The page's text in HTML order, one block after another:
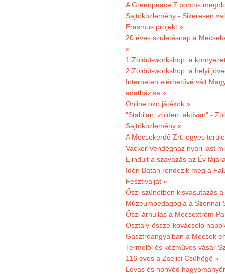
A Greenpeace 7 pontos
Sajtóközlemény - Sikeresen
Erasmus projekt »
20 éves születésnap a
»
1.Zöldút-workshop: a
2.Zöldút-workshop: a helyi
Interneten elérhetővé vált
adatbázisa »
Online öko játékok »
"Stabilan, zölden, aktívan" -
Sajtóközlemény »
A Mecsekerdő Zrt. egyes
Vackor Vendégház nyári last
Elindult a szavazás az Év
Idén Bátán rendezik meg a
Fesztiválját »
Őszi szünetben kisvasutazás
Múzeumpedagógia a Szennai
Őszi árhullás a Mecsextrém
Osztály-össze-kovácsoló
Gasztroangyalban a Mecsek
Termelői és kézműves vásár
116 éves a Zselici Csühögő »
Lovas és honvéd